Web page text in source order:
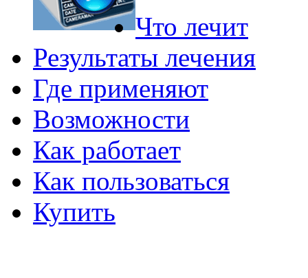
Что лечит
Результаты лечения
Где применяют
Возможности
Как работает
Как пользоваться
Купить